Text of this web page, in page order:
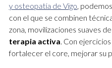
y osteopatía de Vigo,
con el que se combinen
zona, movilizaciones suaves
terapia activa. Con
fortalecer el core, mejorar su